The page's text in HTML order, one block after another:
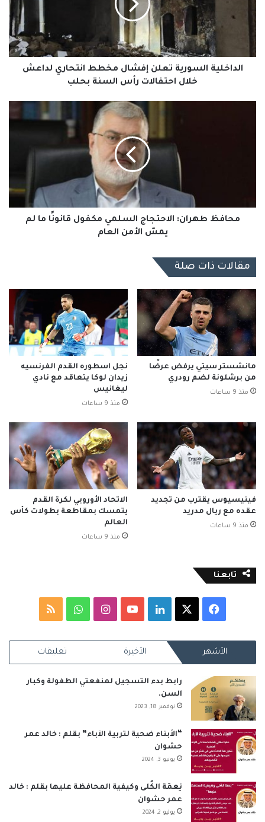
انتحاري
الداخلية السورية تعلن إفشال مخطط انتحاري لداعش
خلال احتفالات رأس السنة بحلب
محافظ طهران: الاحتجاج السلمي مكفول قانونًا ما لم
يمسّ الأمن العام
مقالات ذات صلة
مانشستر سيتي يرفض عرضًا
من برشلونة لضم رودري
منذ 9 ساعات
نجل اسطوره القدم الفرنسيه
زيدان لوكا يتعاقد مع نادي
ليغانيس
منذ 9 ساعات
فينيسيوس يقترب من تجديد
عقده مع ريال مدريد
منذ 9 ساعات
الاتحاد الأوروبي لكرة القدم
يتمسك بمقاطعة بطولات كأس
العالم
منذ 9 ساعات
تابعنا
فيسبوك لينكدإن‫YouTubeانستقرامواتسابملخص
RSS الأشهر الأخيرة تعليقات
رابط بدء التسجيل لمنفعتي الطفولة وكبار
السن.
نوفمبر 18, 2023
“الأبناء ضحية لتربية الآباء” بقلم : خالد عمر
حشوان
يونيو 3, 2024
نِعمَة الكُلى وكيفية المحافظة عليها بقلم : خالد
عمر حشوان
يوليو 2, 2024